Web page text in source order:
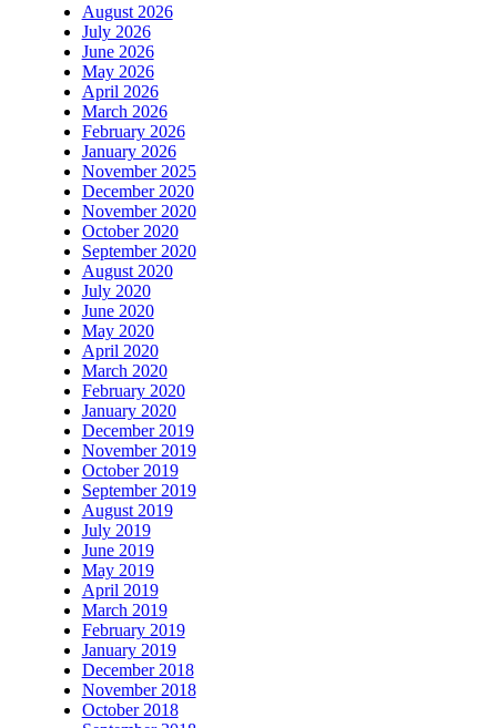
August 2026
July 2026
June 2026
May 2026
April 2026
March 2026
February 2026
January 2026
November 2025
December 2020
November 2020
October 2020
September 2020
August 2020
July 2020
June 2020
May 2020
April 2020
March 2020
February 2020
January 2020
December 2019
November 2019
October 2019
September 2019
August 2019
July 2019
June 2019
May 2019
April 2019
March 2019
February 2019
January 2019
December 2018
November 2018
October 2018